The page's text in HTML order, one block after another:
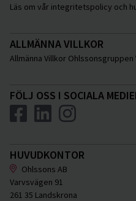
Läs om vår integritetspolicy och
ALLMÄNNA VILLKOR
Allmänna Villkor Ohlssonsgruppen
FÖLJ OSS I SOCIALA
HUVUDKONTOR
Ohlssons AB
Varvsvägen 91
261 35 Landskrona